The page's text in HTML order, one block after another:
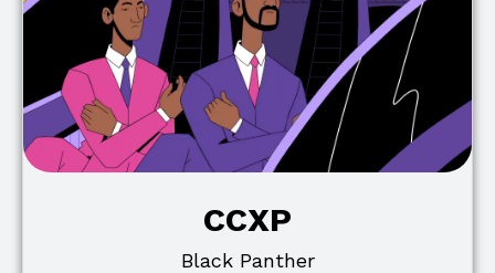
CCXP
Black Panther